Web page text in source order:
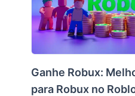
Ganhe Robux:
para Robux no